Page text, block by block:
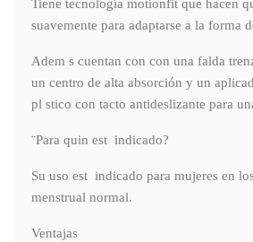
Tiene tecnología motionfit que hacen
suavemente para adaptarse a la forma
Adem s cuentan con con una falda
un centro de alta absorción y un
pl stico con tacto antideslizante para
¨Para quin est indicado?
Su uso est indicado para mujeres en
menstrual normal.
Ventajas